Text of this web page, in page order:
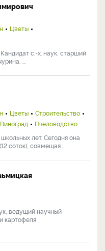
Цветы
с.-х. наук, старший
...
Цветы
Строительство
Виноград
Пчеловодство
лет. Сегодня она
соток), совмещая ...
ведущий научный
картофеля